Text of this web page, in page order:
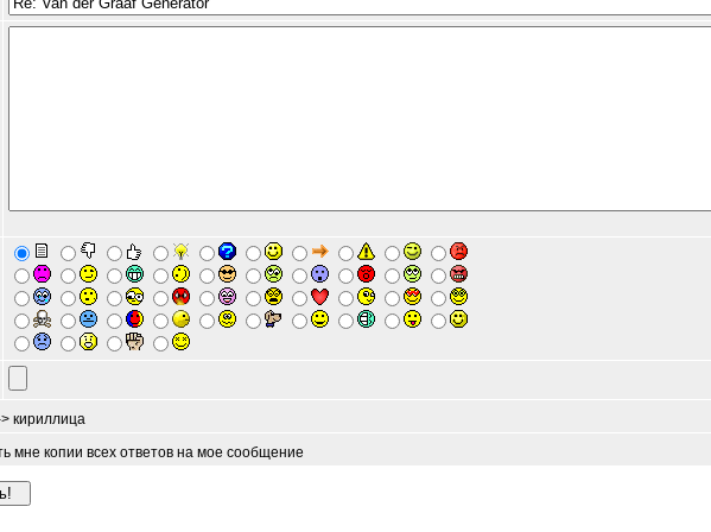
кириллица
мне копии всех ответов на мое сообщение